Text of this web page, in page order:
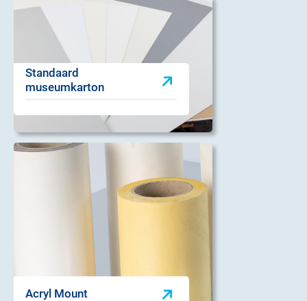
Standaard
museumkarton
Acryl Mount